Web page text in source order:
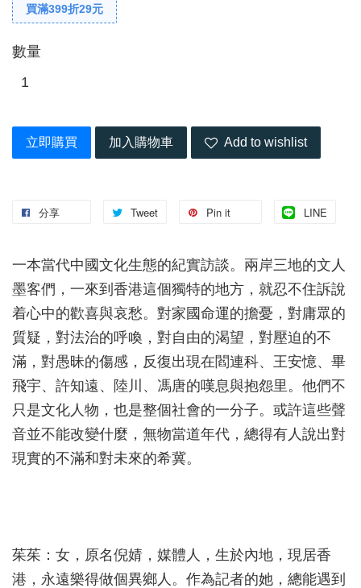
買滿399折29元
數量
立即購買 加入購物車 Add to wishlist
分享 Tweet Pin it LINE
一本當代中國文化生態的紀實訪談。兩岸三地的文人
墨客們，一來到香港這個獨特的地方，就忍不住訴說
着心中的歡喜與哀愁。對家國命運的擔憂，對庸眾的
質疑，對法治的呼喚，對自由的渴望，對壓迫的不
滿，對愚昧的傷感，反復出現在閻連科、王安憶、畢
飛宇、許知遠、陸川、馮唐的嘆息與抱怨里。他們不
只是文化人物，也是整個社會的一分子。或許這些聲
音並不能改變什麼，無物當道年代，總得有人說出對
現實的不滿和對未來的希冀。
茱茱：女，原名倪婧，媒體人，生於內地，現居香
港，永遠樂得做個異鄉人。作為記者的她，總能遇到